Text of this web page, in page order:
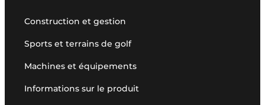
Construction et gestion
Sports et terrains de golf
Machines et équipements
Informations sur le produit